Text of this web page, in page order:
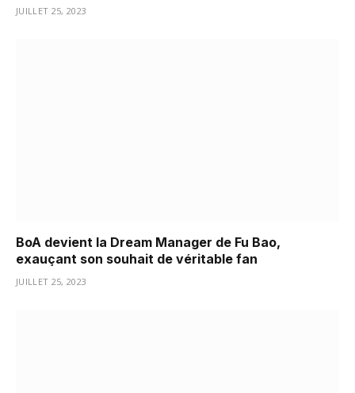
JUILLET 25, 2023
BoA devient la Dream Manager de Fu Bao,
exauçant son souhait de véritable fan
JUILLET 25, 2023